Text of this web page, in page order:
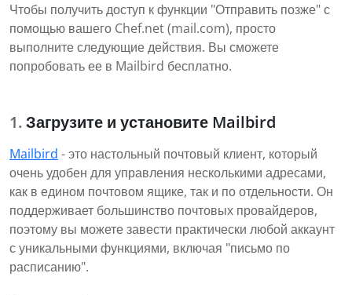
Чтобы получить доступ к функции "Отправить позже" с
помощью вашего Chef.net (mail.com), просто
выполните следующие действия. Вы сможете
попробовать ее в Mailbird бесплатно.
Загрузите и установите Mailbird
Mailbird - это настольный почтовый клиент, который
очень удобен для управления несколькими адресами,
как в едином почтовом ящике, так и по отдельности. Он
поддерживает большинство почтовых провайдеров,
поэтому вы можете завести практически любой аккаунт
с уникальными функциями, включая "письмо по
расписанию".